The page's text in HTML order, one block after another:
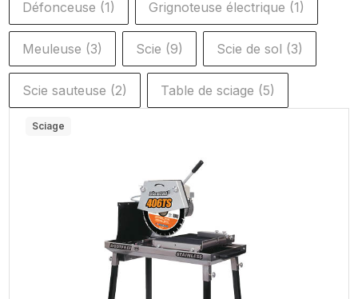
Défonceuse (1) Grignoteuse électrique (1)
Meuleuse (3) Scie (9) Scie de sol (3)
Scie sauteuse (2) Table de sciage (5)
Sciage